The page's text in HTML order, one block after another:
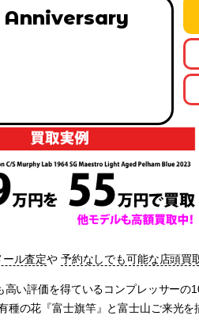
Anniversary
ール査定や 予約なしでも可能な店頭買
い評価を得ているコンプレッサーの
の花『富士旗竿』と富士山ご来光を